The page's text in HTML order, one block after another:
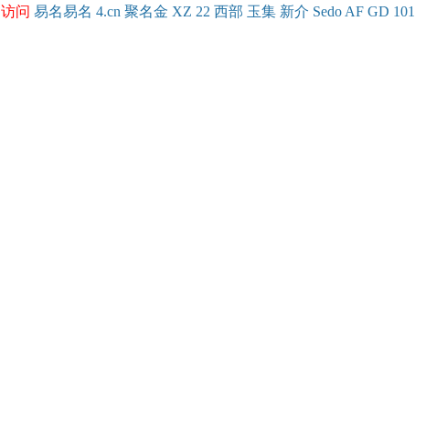
访问 易名易名 4.cn 聚名金 XZ 22 西部 玉集 新介 Sedo AF GD 101